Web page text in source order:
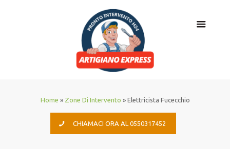
Home » Zone Di Intervento » Elettricista Fucecchio
CHIAMACI ORA AL 0550317452